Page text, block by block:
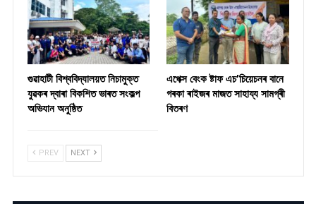
গুৱাহাটী বিশ্ববিদ্যালয়ত নিচামুক্ত
যুৱকৰ দ্বাৰা বিকশিত ভাৰত সংকল্প
অভিযান অনুষ্ঠিত
​এপেক্স বেংক ষ্টাফ এচ’চিয়েচনৰ বানে
গৰকা ৰাইজৰ মাজত সাহায্য সামগ্ৰী
বিতৰণ ​
PREV NEXT